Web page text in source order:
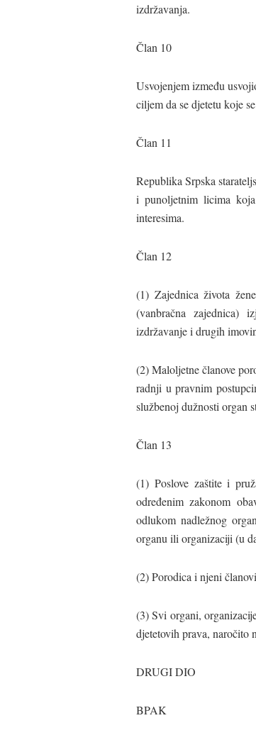
izdržavanja.
Član 10
Usvojenjem između
ciljem da se djetetu koje
Član 11
Republika Srpska
i punoljetnim licima
interesima.
Član 12
(1) Zajednica života
(vanbračna zajednica)
izdržavanje i drugih
(2) Maloljetne članove
radnji u pravnim
službenoj dužnosti organ
Član 13
(1) Poslove zaštite i
određenim zakonom
odlukom nadležnog
organu ili organizaciji (u
(2) Porodica i njeni
(3) Svi organi,
djetetovih prava, naročito
DRUGI DIO
BPAK